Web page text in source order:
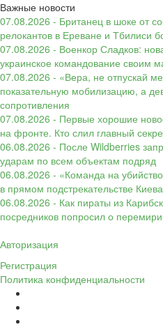
Важные новости
07.08.2026 - Британец в шоке от
релокантов в Ереване и Тбилиси
07.08.2026 - Военкор Сладков:
украинское командование своим
07.08.2026 - «Вера, не отпускай
показательную мобилизацию, а
сопротивления
07.08.2026 - Первые хорошие
на фронте. Кто слил главный
06.08.2026 - После Wildberries
ударам по всем объектам подряд
06.08.2026 - «Команда на
в прямом подстрекательстве
06.08.2026 - Как пираты из
посредников попросил о
Авторизация
Регистрация
Политика конфиденциальности